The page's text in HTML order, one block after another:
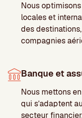
Nous
locales et
des
compagnies
Banque et
Nous mettons
qui s’adaptent
secteur